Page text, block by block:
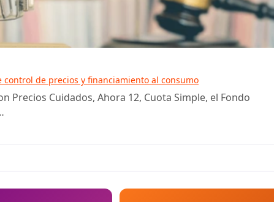
de precios y financiamiento al consumo
Precios Cuidados, Ahora 12, Cuota Simple, el Fondo